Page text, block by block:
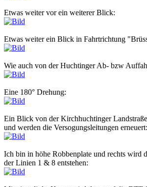
Etwas weiter vor ein weiterer Blick:
Etwas weiter ein Blick in Fahrtrichtung
Wie auch von der Huchtinger Ab- bzw
Eine 180° Drehung:
Ein Blick von der Kirchhuchtinger
und werden die Versogungsleitungen erneuert:
Ich bin in höhe Robbenplate und rechts wird
der Linien 1 & 8 entstehen: